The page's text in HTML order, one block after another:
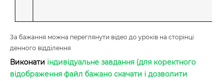
За бажання можна переглянути відео до уроків на сторінці
денного відділення
Виконати індивідуальне завдання (для коректного
відображення файл бажано скачати і дозволити